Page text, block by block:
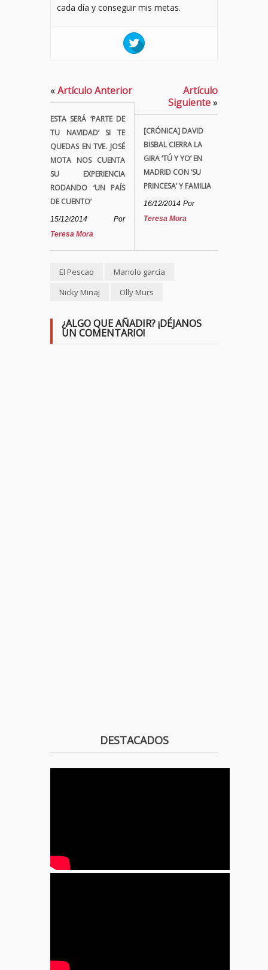
cada día y conseguir mis metas.
«Artículo Anterior
ESTA SERÁ ‘PARTE DE
TU NAVIDAD’ SI TE
QUEDAS EN TVE. JOSÉ
MOTA NOS CUENTA
SU EXPERIENCIA
RODANDO ‘UN PAÍS
DE CUENTO’
15/12/2014
Por
Teresa Mora
Artículo
Siguiente»
[CRÓNICA] DAVID
BISBAL CIERRA LA
GIRA ‘TÚ Y YO’ EN
MADRID CON ‘SU
PRINCESA’ Y FAMILIA
16/12/2014 Por
Teresa Mora
El Pescao
Manolo garcía
Nicky Minaj
Olly Murs
¿ALGO QUE AÑADIR? ¡DÉJANOS
UN COMENTARIO!
DESTACADOS